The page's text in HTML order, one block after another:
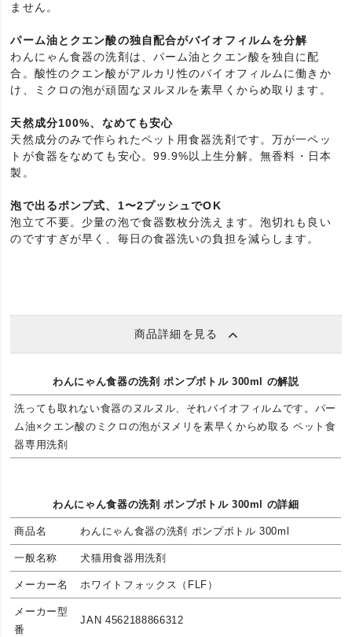
ません。
パーム油とクエン酸の独自配合がバイオフィルムを分解
わんにゃん食器の洗剤は、パーム油とクエン酸を独自に配
合。酸性のクエン酸がアルカリ性のバイオフィルムに働きか
け、ミクロの泡が頑固なヌルヌルを素早くからめ取ります。
天然成分100%、なめても安心
天然成分のみで作られたペット用食器洗剤です。万が一ペッ
トが食器をなめても安心。99.9%以上生分解。無香料・日本
製。
泡で出るポンプ式、1〜2プッシュでOK
泡立て不要。少量の泡で食器数枚分洗えます。泡切れも良い
のですすぎが早く、毎日の食器洗いの負担を減らします。
商品詳細を見る
わんにゃん食器の洗剤 ポンプボトル 300ml の解説
洗っても取れない食器のヌルヌル、それバイオフィルムです。パー
ム油×クエン酸のミクロの泡がヌメリを素早くからめ取る ペット食
器専用洗剤
わんにゃん食器の洗剤 ポンプボトル 300ml の詳細
商品名 わんにゃん食器の洗剤 ポンプボトル 300ml
一般名称 犬猫用食器用洗剤
メーカー名 ホワイトフォックス（FLF）
メーカー型
番
JAN 4562188866312